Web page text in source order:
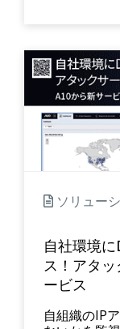
ソリュー
自社環境
ス！アタ
ービス
自組織のIP